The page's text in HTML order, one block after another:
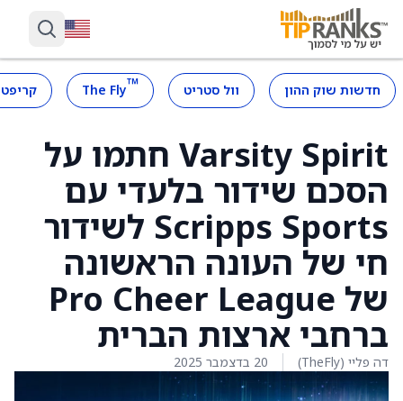
חדשות שוק ההון וול סטריט ™
The Fly
Varsity Spirit חתמו על
הסכם שידור בלעדי עם
Scripps Sports לשידור
חי של העונה הראשונה
של Pro Cheer League
ברחבי ארצות הברית
דה פליי (TheFly) 20 בדצמבר 2025